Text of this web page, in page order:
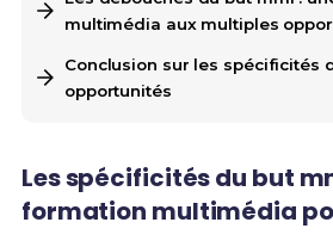
multimédia aux multiples
Conclusion sur les spécificités
opportunités
Les spécificités du but
formation multimédia